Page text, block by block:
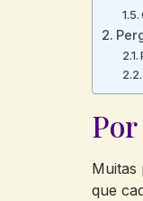
Muitas
que